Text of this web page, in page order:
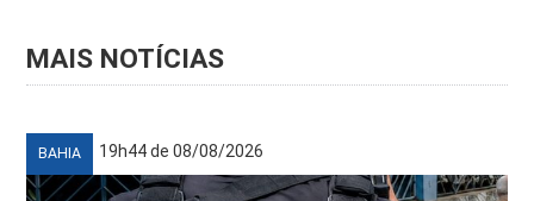
MAIS NOTÍCIAS
BAHIA 19h44 de 08/08/2026